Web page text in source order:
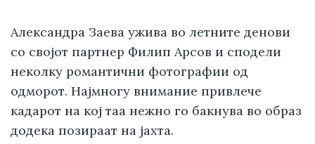
Александра Заева ужива во летните денови
со својот партнер Филип Арсов и сподели
неколку романтични фотографии од
одморот. Најмногу внимание привлече
кадарот на кој таа нежно го бакнува во образ
додека позираат на јахта.